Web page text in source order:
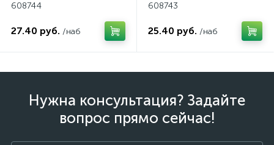
608744
27.40 руб. /наб
608743
25.40 руб. /наб
Нужна консультация? Задайте
вопрос прямо сейчас!